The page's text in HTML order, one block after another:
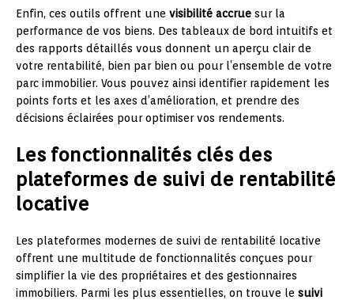
Enfin, ces outils offrent une visibilité accrue sur la
performance de vos biens. Des tableaux de bord intuitifs et
des rapports détaillés vous donnent un aperçu clair de
votre rentabilité, bien par bien ou pour l’ensemble de votre
parc immobilier. Vous pouvez ainsi identifier rapidement les
points forts et les axes d’amélioration, et prendre des
décisions éclairées pour optimiser vos rendements.
Les fonctionnalités clés des
plateformes de suivi de rentabilité
locative
Les plateformes modernes de suivi de rentabilité locative
offrent une multitude de fonctionnalités conçues pour
simplifier la vie des propriétaires et des gestionnaires
immobiliers. Parmi les plus essentielles, on trouve le suivi